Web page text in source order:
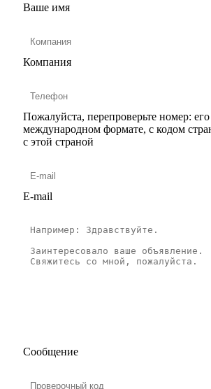
Ваше имя
Компания
Пожалуйста, перепроверьте номер: его
международном формате, с кодом
с этой страной
E-mail
Сообщение